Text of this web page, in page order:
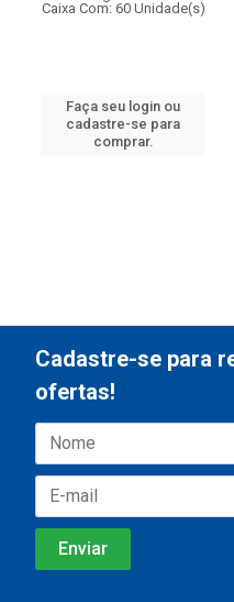
Caixa Com: 60 Unidade(s)
Faça seu login ou
cadastre-se para
comprar.
Cadastre-se para
ofertas!